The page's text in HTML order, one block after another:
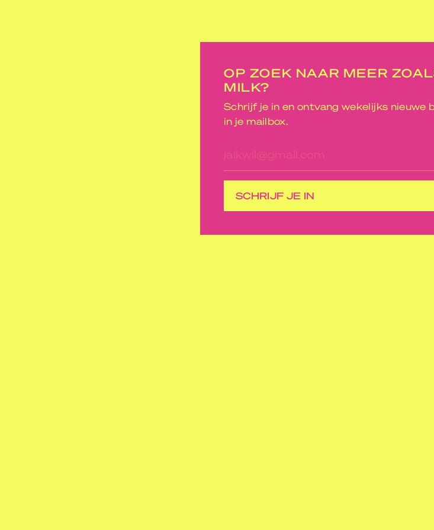
OP ZOEK NAAR MEER
MILK?
Schrijf je in en ontvang wekelijks nieuwe
in je mailbox.
mailadres
SCHRIJF JE IN